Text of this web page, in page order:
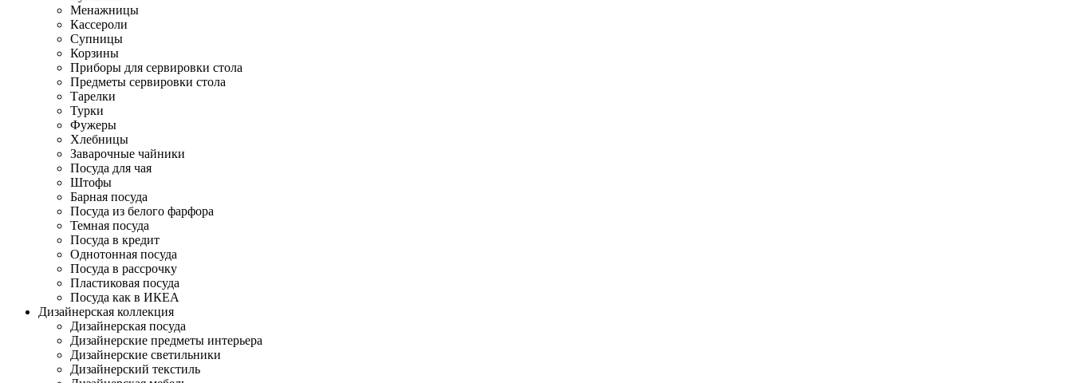
Менажницы
Кассероли
Супницы
Корзины
Приборы для сервировки стола
Предметы сервировки стола
Тарелки
Турки
Фужеры
Хлебницы
Заварочные чайники
Посуда для чая
Штофы
Барная посуда
Посуда из белого фарфора
Темная посуда
Посуда в кредит
Однотонная посуда
Посуда в рассрочку
Пластиковая посуда
Посуда как в ИКЕА
Дизайнерская коллекция
Дизайнерская посуда
Дизайнерские предметы интерьера
Дизайнерские светильники
Дизайнерский текстиль